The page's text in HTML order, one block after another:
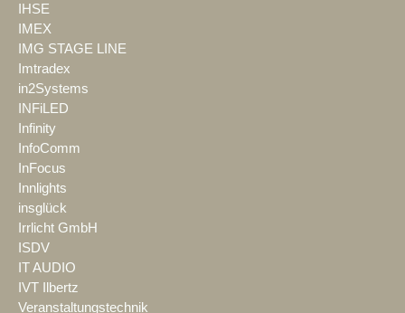
IHSE
IMEX
IMG STAGE LINE
Imtradex
in2Systems
INFiLED
Infinity
InfoComm
InFocus
Innlights
insglück
Irrlicht GmbH
ISDV
IT AUDIO
IVT Ilbertz
Veranstaltungstechnik